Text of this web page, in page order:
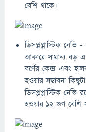
বেশি থাকে।
ডিসপ্লপ্লাস্টিক
আকারে সামান্য বড়
বর্ণের কেন্দ্র এবং
হওয়ার সম্ভাবনা
ডিসপ্লপ্লাস্টিক নেভি
হওয়ার ১২ গুণ বেশি